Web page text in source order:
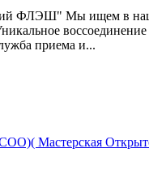
ФЛЭШ" Мы ищем в нашу
приема и...
Мастерская